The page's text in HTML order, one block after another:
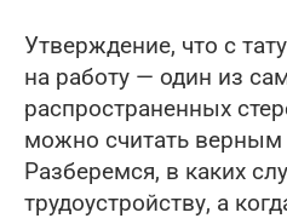
Утверждение, что с
на работу — один из
распространенных
можно считать верным
Разберемся, в каких
трудоустройству, а